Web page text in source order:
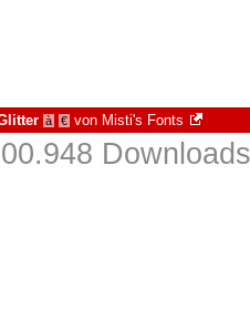
à € von Misti's Fonts